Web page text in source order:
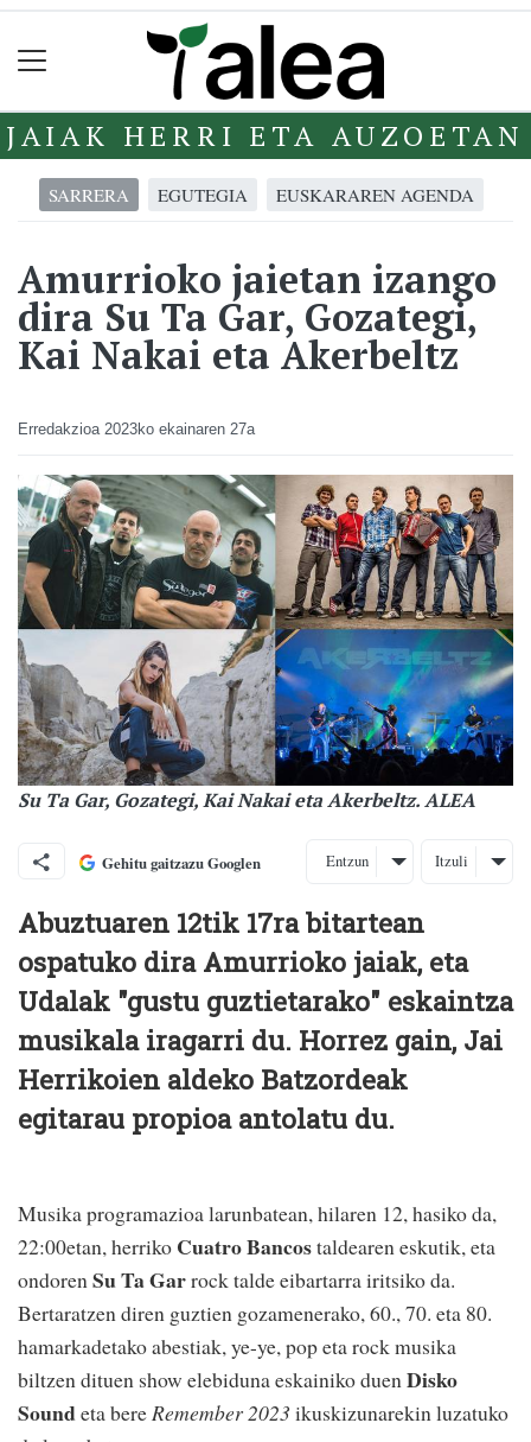
JAIAK HERRI ETA AUZOETAN
SARRERA EGUTEGIA EUSKARAREN AGENDA
Amurrioko jaietan izango
dira Su Ta Gar, Gozategi,
Kai Nakai eta Akerbeltz
Erredakzioa 2023ko ekainaren 27a
Su Ta Gar, Gozategi, Kai Nakai eta Akerbeltz. ALEA
Gehitu gaitzazu Googlen Entzun Itzuli
Abuztuaren 12tik 17ra bitartean
ospatuko dira Amurrioko jaiak, eta
Udalak "gustu guztietarako" eskaintza
musikala iragarri du. Horrez gain, Jai
Herrikoien aldeko Batzordeak
egitarau propioa antolatu du.
Musika programazioa larunbatean, hilaren 12, hasiko da,
22:00etan, herriko Cuatro Bancostaldearen eskutik, eta
ondorenSu Ta Garrock talde eibartarra iritsiko da.
Bertaratzen diren guztien gozamenerako, 60., 70. eta 80.
hamarkadetako abestiak, ye-ye, pop eta rock musika
biltzen dituen show elebiduna eskainiko duenDisko
Soundeta bereRemember 2023ikuskizunarekin luzatuko